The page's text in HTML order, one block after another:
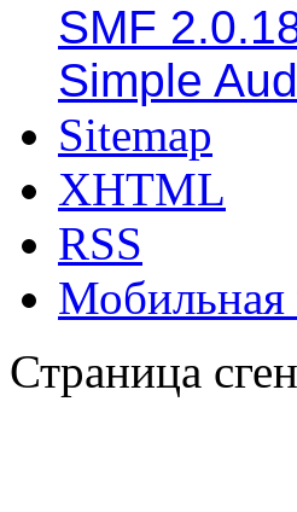
SMF
Simple
Sitemap
XHTML
RSS
Мобильная
Страница